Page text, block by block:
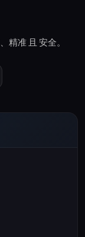
精准 且 安全。